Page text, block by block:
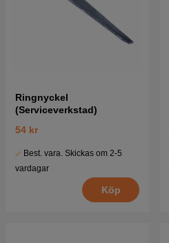
Ringnyckel
(Serviceverkstad)
54 kr
Best. vara. Skickas om 2-5
vardagar
Köp